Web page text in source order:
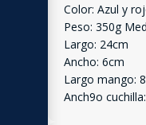
Color: Azul y
Peso: 350g
Largo: 24cm
Ancho: 6cm
Largo mango:
Anch9o